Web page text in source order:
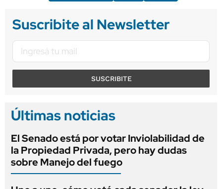
Suscribite al Newsletter
SUSCRIBITE
Últimas noticias
El Senado está por votar Inviolabilidad de
la Propiedad Privada, pero hay dudas
sobre Manejo del fuego